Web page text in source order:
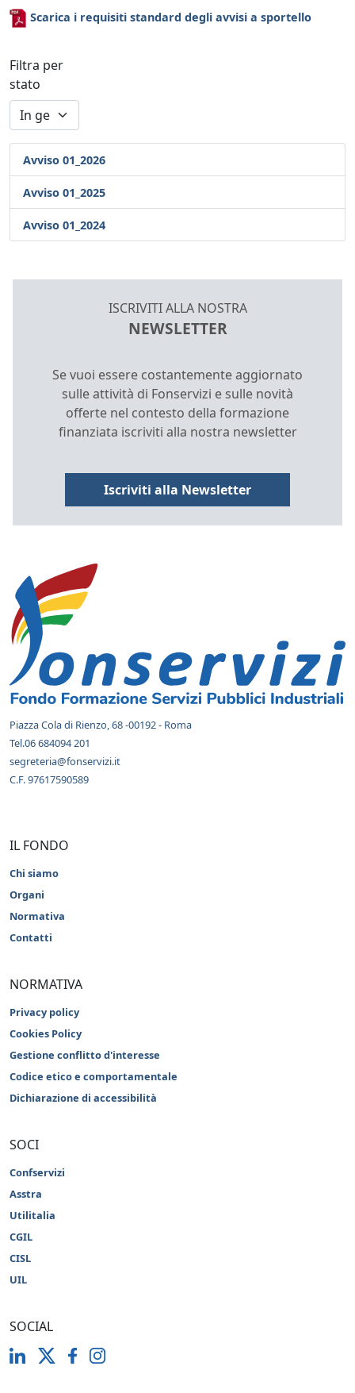
Scarica i requisiti standard degli avvisi a sportello
Filtra per
stato
Avviso 01_2026
Avviso 01_2025
Avviso 01_2024
ISCRIVITI ALLA NOSTRA
NEWSLETTER
Se vuoi essere costantemente aggiornato
sulle attività di Fonservizi e sulle novità
offerte nel contesto della formazione
finanziata iscriviti alla nostra newsletter
Iscriviti alla Newsletter
INFORMAZIONI E
Piazza Cola di Rienzo, 68 -00192 - Roma
Tel.06 684094 201
segreteria@fonservizi.it
C.F. 97617590589
IL FONDO
Chi siamo
Organi
Normativa
Contatti
NORMATIVA
Privacy policy
Cookies Policy
Gestione conflitto d'interesse
Codice etico e comportamentale
Dichiarazione di accessibilità
SOCI
Confservizi
Asstra
Utilitalia
CGIL
CISL
UIL
SOCIAL